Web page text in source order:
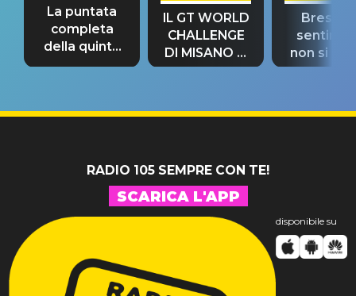
La puntata
completa
della quinta
tappa
IL GT WORLD
CHALLENGE
DI MISANO si
riconferma
Bresh:
non si
fino alla
RADIO 105 SEMPRE CON TE!
SCARICA L'APP
disponibile su